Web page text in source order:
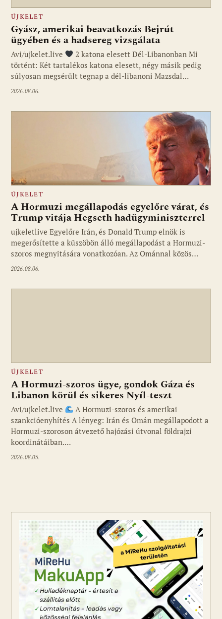
ÚJKELET
Gyász, amerikai beavatkozás Bejrút
ügyében és a hadsereg vizsgálata
Avi/ujkelet.live
2 katona elesett Dél-Libanonban Mi
történt: Két tartalékos katona elesett, négy másik pedig
súlyosan megsérült tegnap a dél-libanoni Mazsdal…
2026.08.06.
Fotó: ujkelet.live
ÚJKELET
A Hormuzi megállapodás egyelőre várat, és
Trump vitája Hegseth hadügyminiszterrel
ujkeletlive Egyelőre Irán, és Donald Trump elnök is
megerősítette a küszöbön álló megállapodást a Hormuzi-
szoros megnyitására vonatkozóan. Az Ománnal közös…
2026.08.06.
ÚJKELET
A Hormuzi-szoros ügye, gondok Gáza és
Libanon körül és sikeres Nyíl-teszt
Avi/ujkelet.live
A Hormuzi-szoros és amerikai
szankcióenyhítés A lényeg: Irán és Omán megállapodott a
Hormuzi-szoroson átvezető hajózási útvonal földrajzi
koordinátáiban.…
2026.08.05.